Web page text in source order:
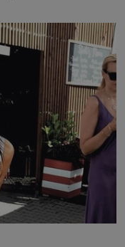
s věkem jako
Cvičte